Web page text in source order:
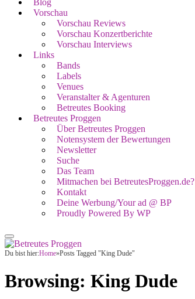
Blog
Vorschau
Vorschau Reviews
Vorschau Konzertberichte
Vorschau Interviews
Links
Bands
Labels
Venues
Veranstalter & Agenturen
Betreutes Booking
Betreutes Proggen
Über Betreutes Proggen
Notensystem der Bewertungen
Newsletter
Suche
Das Team
Mitmachen bei BetreutesProggen.de?
Kontakt
Deine Werbung/Your ad @ BP
Proudly Powered By WP
Du bist hier:Home»Posts Tagged "King Dude"
Browsing: King Dude